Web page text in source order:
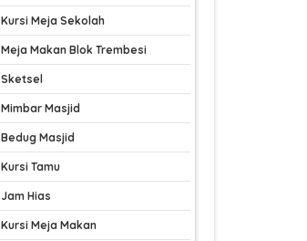
Kursi Meja Sekolah
Meja Makan Blok Trembesi
Sketsel
Mimbar Masjid
Bedug Masjid
Kursi Tamu
Jam Hias
Kursi Meja Makan